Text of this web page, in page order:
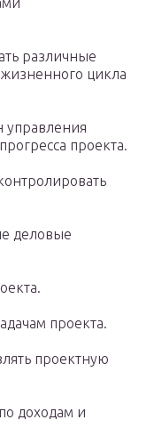
различные
цикла
управления
проекта.
деловые
проекта.
проектную
доходам и